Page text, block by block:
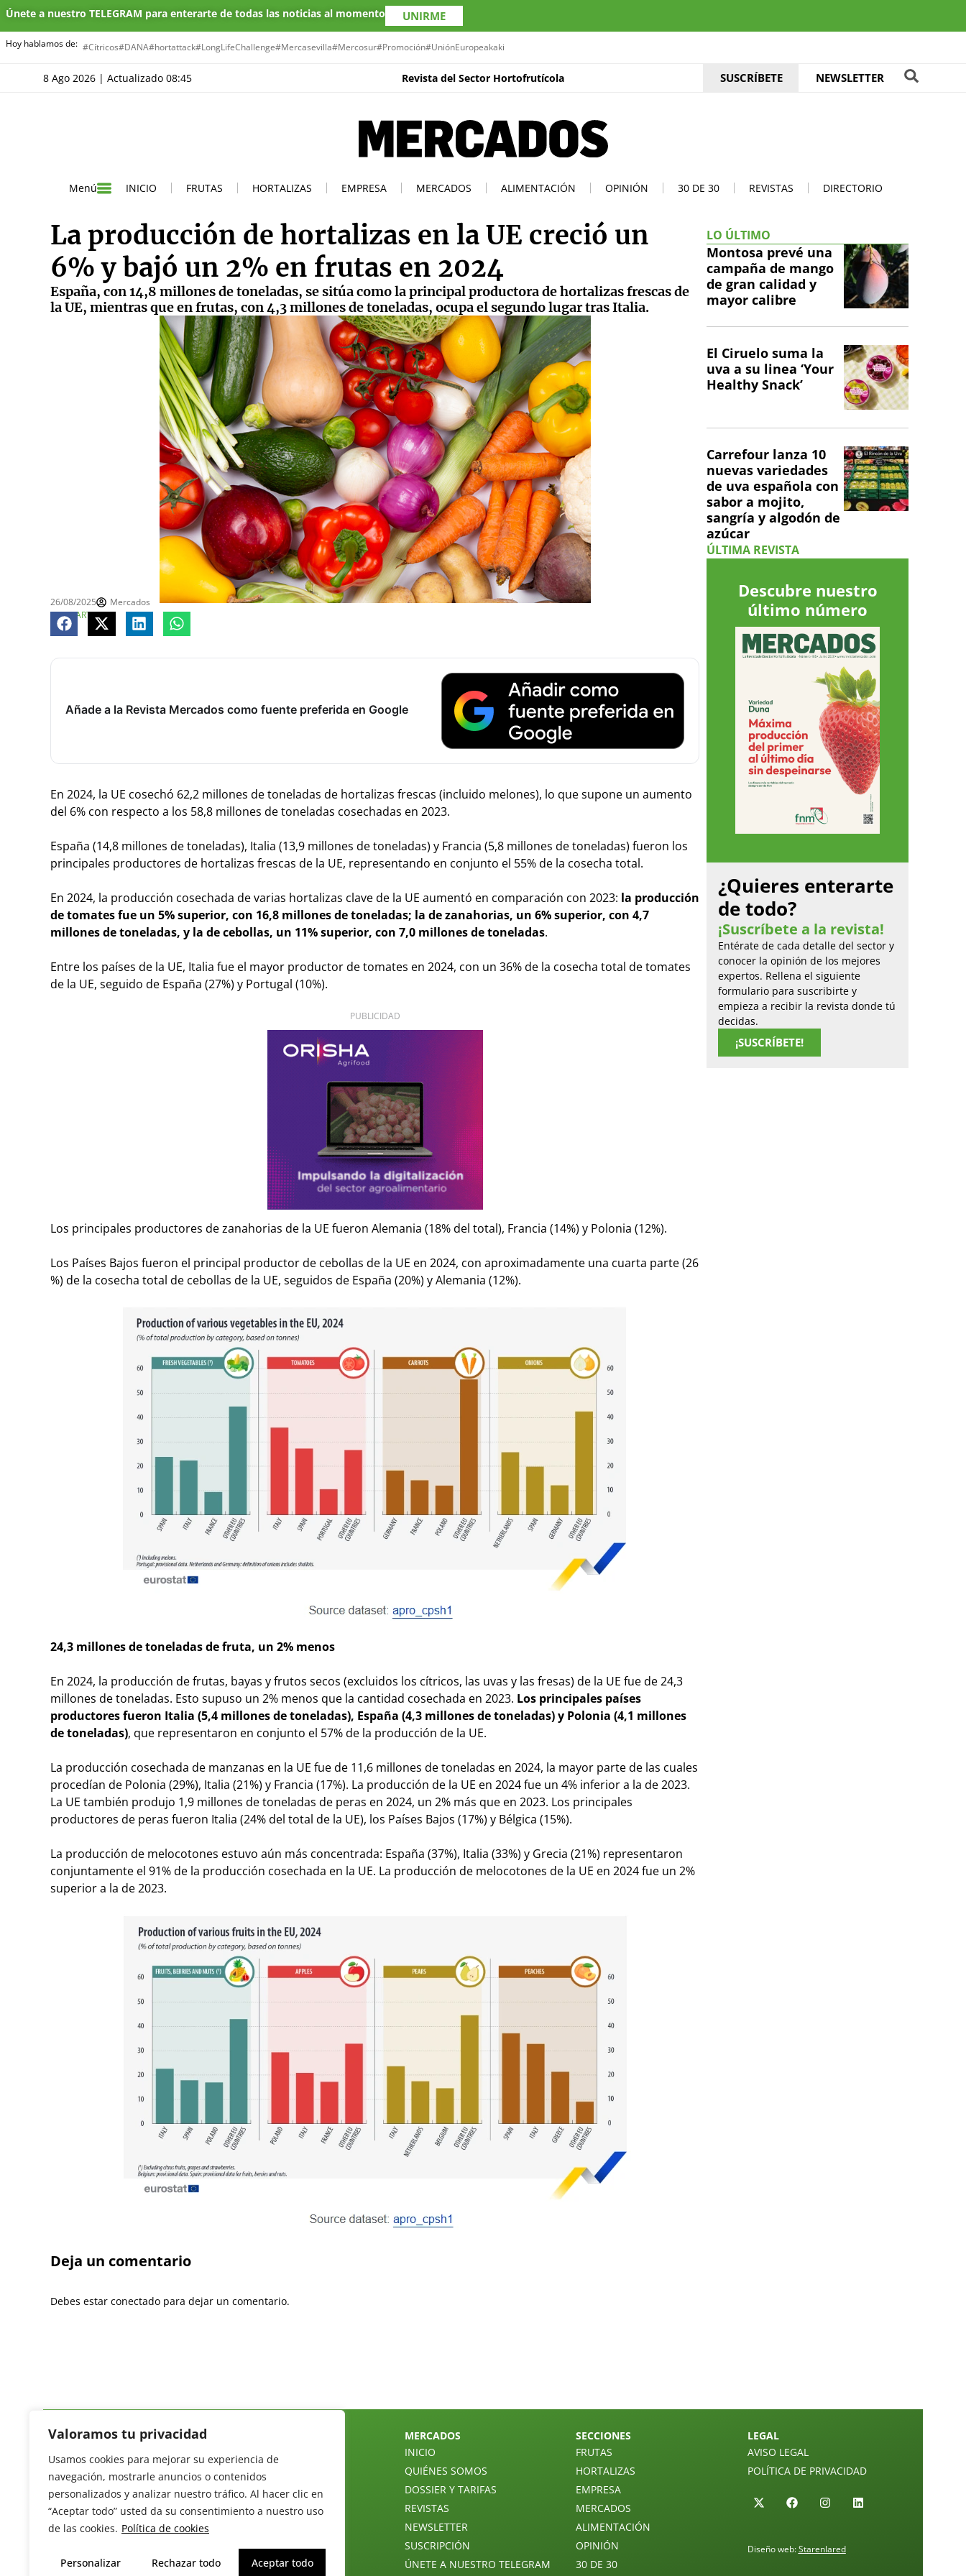
Valoramos tu privacidad
Usamos cookies para mejorar su experiencia de
navegación, mostrarle anuncios o contenidos
personalizados y analizar nuestro tráfico. Al hacer clic en
“Aceptar todo” usted da su consentimiento a nuestro uso
de las cookies. Política de cookies
Personalizar Rechazar todo Aceptar todo
Únete a nuestro TELEGRAM para enterarte de todas las noticias al momento UNIRME
Hoy hablamos de: #Cítricos#DANA#hortattack#LongLifeChallenge#Mercasevilla#Mercosur#Promoción#UniónEuropeakaki
8 Ago 2026 | Actualizado 08:45 Revista del Sector Hortofrutícola SUSCRÍBETE NEWSLETTER
Menú INICIO FRUTAS HORTALIZAS EMPRESA MERCADOS ALIMENTACIÓN OPINIÓN 30 DE 30 REVISTAS DIRECTORIO
La producción de hortalizas en la UE creció un
6% y bajó un 2% en frutas en 2024
España, con 14,8 millones de toneladas, se sitúa como la principal productora de hortalizas frescas de
la UE, mientras que en frutas, con 4,3 millones de toneladas, ocupa el segundo lugar tras Italia.
26/08/2025
Mercados
COMPARTE
Añade a la Revista Mercados como fuente preferida en Google
En 2024, la UE cosechó 62,2 millones de toneladas de hortalizas frescas (incluido melones), lo que supone un aumento
del 6% con respecto a los 58,8 millones de toneladas cosechadas en 2023.
España (14,8 millones de toneladas), Italia (13,9 millones de toneladas) y Francia (5,8 millones de toneladas) fueron los
principales productores de hortalizas frescas de la UE, representando en conjunto el 55% de la cosecha total.
En 2024, la producción cosechada de varias hortalizas clave de la UE aumentó en comparación con 2023: la producción
de tomates fue un 5% superior, con 16,8 millones de toneladas; la de zanahorias, un 6% superior, con 4,7
millones de toneladas, y la de cebollas, un 11% superior, con 7,0 millones de toneladas.
Entre los países de la UE, Italia fue el mayor productor de tomates en 2024, con un 36% de la cosecha total de tomates
de la UE, seguido de España (27%) y Portugal (10%).
PUBLICIDAD
Los principales productores de zanahorias de la UE fueron Alemania (18% del total), Francia (14%) y Polonia (12%).
Los Países Bajos fueron el principal productor de cebollas de la UE en 2024, con aproximadamente una cuarta parte (26
%) de la cosecha total de cebollas de la UE, seguidos de España (20%) y Alemania (12%).
24,3 millones de toneladas de fruta, un 2% menos
En 2024, la producción de frutas, bayas y frutos secos (excluidos los cítricos, las uvas y las fresas) de la UE fue de 24,3
millones de toneladas. Esto supuso un 2% menos que la cantidad cosechada en 2023. Los principales países
productores fueron Italia (5,4 millones de toneladas), España (4,3 millones de toneladas) y Polonia (4,1 millones
de toneladas), que representaron en conjunto el 57% de la producción de la UE.
La producción cosechada de manzanas en la UE fue de 11,6 millones de toneladas en 2024, la mayor parte de las cuales
procedían de Polonia (29%), Italia (21%) y Francia (17%). La producción de la UE en 2024 fue un 4% inferior a la de 2023.
La UE también produjo 1,9 millones de toneladas de peras en 2024, un 2% más que en 2023. Los principales
productores de peras fueron Italia (24% del total de la UE), los Países Bajos (17%) y Bélgica (15%).
La producción de melocotones estuvo aún más concentrada: España (37%), Italia (33%) y Grecia (21%) representaron
conjuntamente el 91% de la producción cosechada en la UE. La producción de melocotones de la UE en 2024 fue un 2%
superior a la de 2023.
Deja un comentario
Debes estar conectado para dejar un comentario.
LO ÚLTIMO
Montosa prevé una
campaña de mango
de gran calidad y
mayor calibre
El Ciruelo suma la
uva a su linea ‘Your
Healthy Snack’
Carrefour lanza 10
nuevas variedades
de uva española con
sabor a mojito,
sangría y algodón de
azúcar
ÚLTIMA REVISTA
Descubre nuestro
último número
¿Quieres enterarte
de todo?
¡Suscríbete a la revista!
Entérate de cada detalle del sector y
conocer la opinión de los mejores
expertos. Rellena el siguiente
formulario para suscribirte y
empieza a recibir la revista donde tú
decidas.
¡SUSCRÍBETE!
Revista del Sector Hortofrutícola
C/ Presidente Cárdenas nº 10.
41013 Sevilla. ESPAÑA
Tel: (+34) 954 25 88 51
redaccion@revistamercados.com
MERCADOS
INICIO
QUIÉNES SOMOS
DOSSIER Y TARIFAS
REVISTAS
NEWSLETTER
SUSCRIPCIÓN
ÚNETE A NUESTRO TELEGRAM
SECCIONES
FRUTAS
HORTALIZAS
EMPRESA
MERCADOS
ALIMENTACIÓN
OPINIÓN
30 DE 30
LEGAL
AVISO LEGAL
POLÍTICA DE PRIVACIDAD
Diseño web:Starenlared